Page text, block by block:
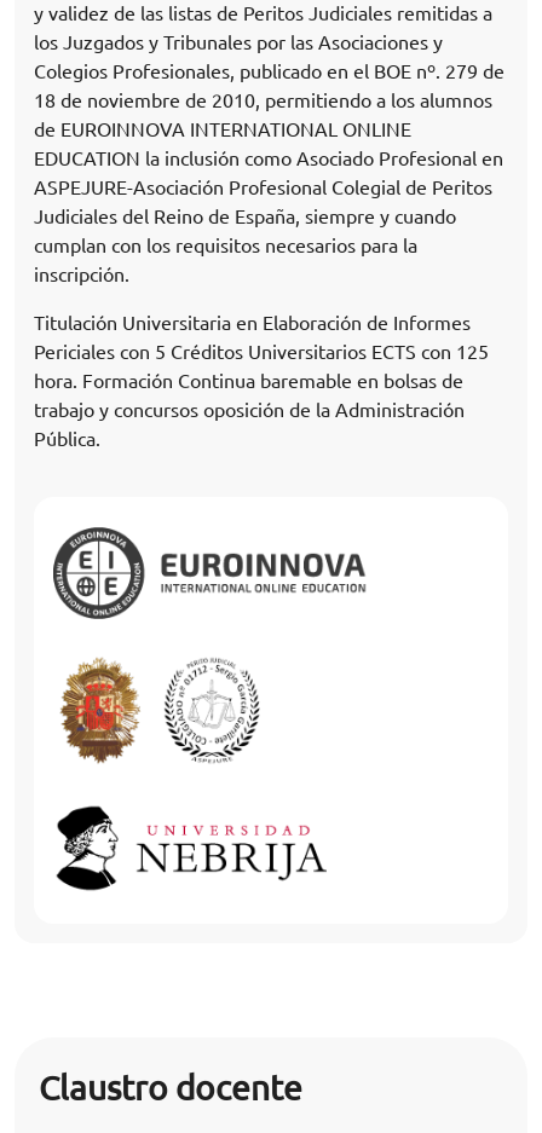
y validez de las listas de Peritos Judiciales remitidas a
los Juzgados y Tribunales por las Asociaciones y
Colegios Profesionales, publicado en el BOE nº. 279 de
18 de noviembre de 2010, permitiendo a los alumnos
de EUROINNOVA INTERNATIONAL ONLINE
EDUCATION la inclusión como Asociado Profesional en
ASPEJURE-Asociación Profesional Colegial de Peritos
Judiciales del Reino de España, siempre y cuando
cumplan con los requisitos necesarios para la
inscripción.
Titulación Universitaria en Elaboración de Informes
Periciales con 5 Créditos Universitarios ECTS con 125
hora. Formación Continua baremable en bolsas de
trabajo y concursos oposición de la Administración
Pública.
Claustro docente